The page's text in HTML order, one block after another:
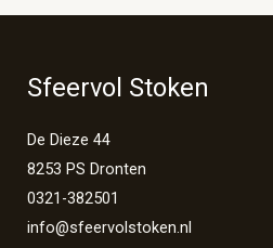
Sfeervol Stoken
De Dieze 44
8253 PS Dronten
0321-382501
info@sfeervolstoken.nl